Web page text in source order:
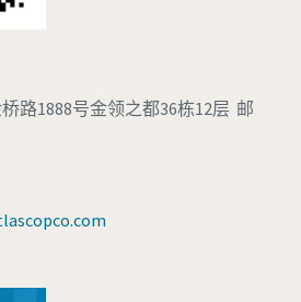
路1888号金领之都36栋12层 邮